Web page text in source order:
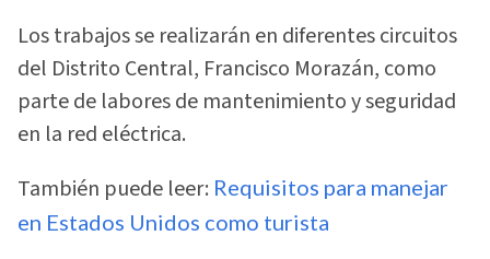
Los trabajos se realizarán en diferentes circuitos
del Distrito Central, Francisco Morazán, como
parte de labores de mantenimiento y seguridad
en la red eléctrica.
También puede leer: Requisitos para manejar
en Estados Unidos como turista